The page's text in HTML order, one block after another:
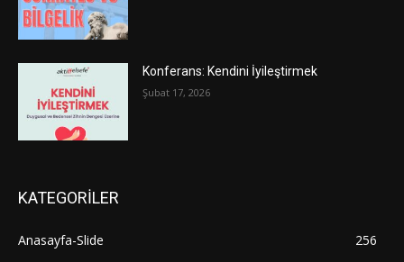
Konferans: Kendini İyileştirmek
Şubat 17, 2026
KATEGORİLER
Anasayfa-Slide
256